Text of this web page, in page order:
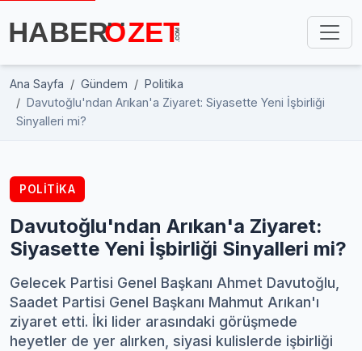
Ana Sayfa Gündem
Politika
Davutoğlu'ndan Arıkan'a Ziyaret: Siyasette Yeni İşbirliği
Sinyalleri mi?
POLITIKA
Davutoğlu'ndan Arıkan'a Ziyaret:
Siyasette Yeni İşbirliği Sinyalleri mi?
Gelecek Partisi Genel Başkanı Ahmet Davutoğlu,
Saadet Partisi Genel Başkanı Mahmut Arıkan'ı
ziyaret etti. İki lider arasındaki görüşmede
heyetler de yer alırken, siyasi kulislerde işbirliği